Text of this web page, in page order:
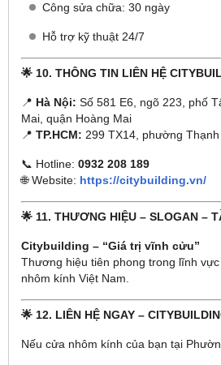
Công sửa chữa: 30 ngày
Hỗ trợ kỹ thuật 24/7
🌟 10. THÔNG TIN LIÊN HỆ
📍 Hà Nội: Số 581 E6, ngõ 223, phố
Mai, quận Hoàng Mai
📍 TP.HCM: 299 TX14, phường
📞 Hotline: 0932 208 189
🌐 Website: https://citybuilding.vn/
🌟 11. THƯƠNG HIỆU – SLOGAN –
Citybuilding – “Giá trị vĩnh cửu”
Thương hiệu tiên phong trong lĩnh
nhôm kính Việt Nam.
🌟 12. LIÊN HỆ NGAY –
Nếu cửa nhôm kính của bạn tại